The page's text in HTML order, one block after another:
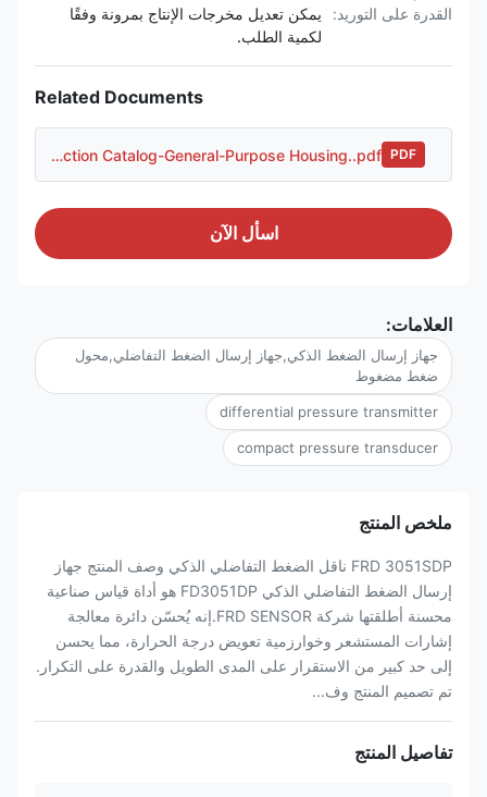
القدرة على التوريد:
يمكن تعديل مخرجات الإنتاج بمرونة وفقًا
لكمية الطلب.
Related Documents
FD3051SDP-Selection Catalog-General-Purpose Housing..pdf
اسأل الآن
العلامات:
جهاز إرسال الضغط الذكي,جهاز إرسال الضغط التفاضلي,محول
ضغط مضغوط
differential pressure transmitter
compact pressure transducer
ملخص المنتج
FRD 3051SDP ناقل الضغط التفاضلي الذكي وصف المنتج جهاز
إرسال الضغط التفاضلي الذكي FD3051DP هو أداة قياس صناعية
محسنة أطلقتها شركة FRD SENSOR.إنه يُحسّن دائرة معالجة
إشارات المستشعر وخوارزمية تعويض درجة الحرارة، مما يحسن
إلى حد كبير من الاستقرار على المدى الطويل والقدرة على التكرار.
تم تصميم المنتج وف...
تفاصيل المنتج